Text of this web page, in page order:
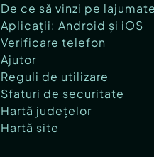
De ce să vinzi pe
Aplicații: Android și iOS
Verificare telefon
Ajutor
Reguli de utilizare
Sfaturi de securitate
Hartă județelor
Hartă site